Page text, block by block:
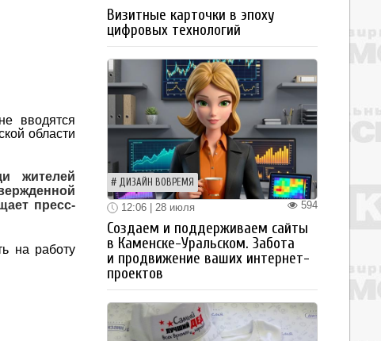
вводятся
области
жителей
пресс-
на работу
Визитные карточки в эпоху
цифровых технологий
ДИЗАЙН ВОВРЕМЯ
594
12:06 | 28 июля
Создаем и поддерживаем сайты
в Каменске-Уральском. Забота
и продвижение ваших интернет-
проектов